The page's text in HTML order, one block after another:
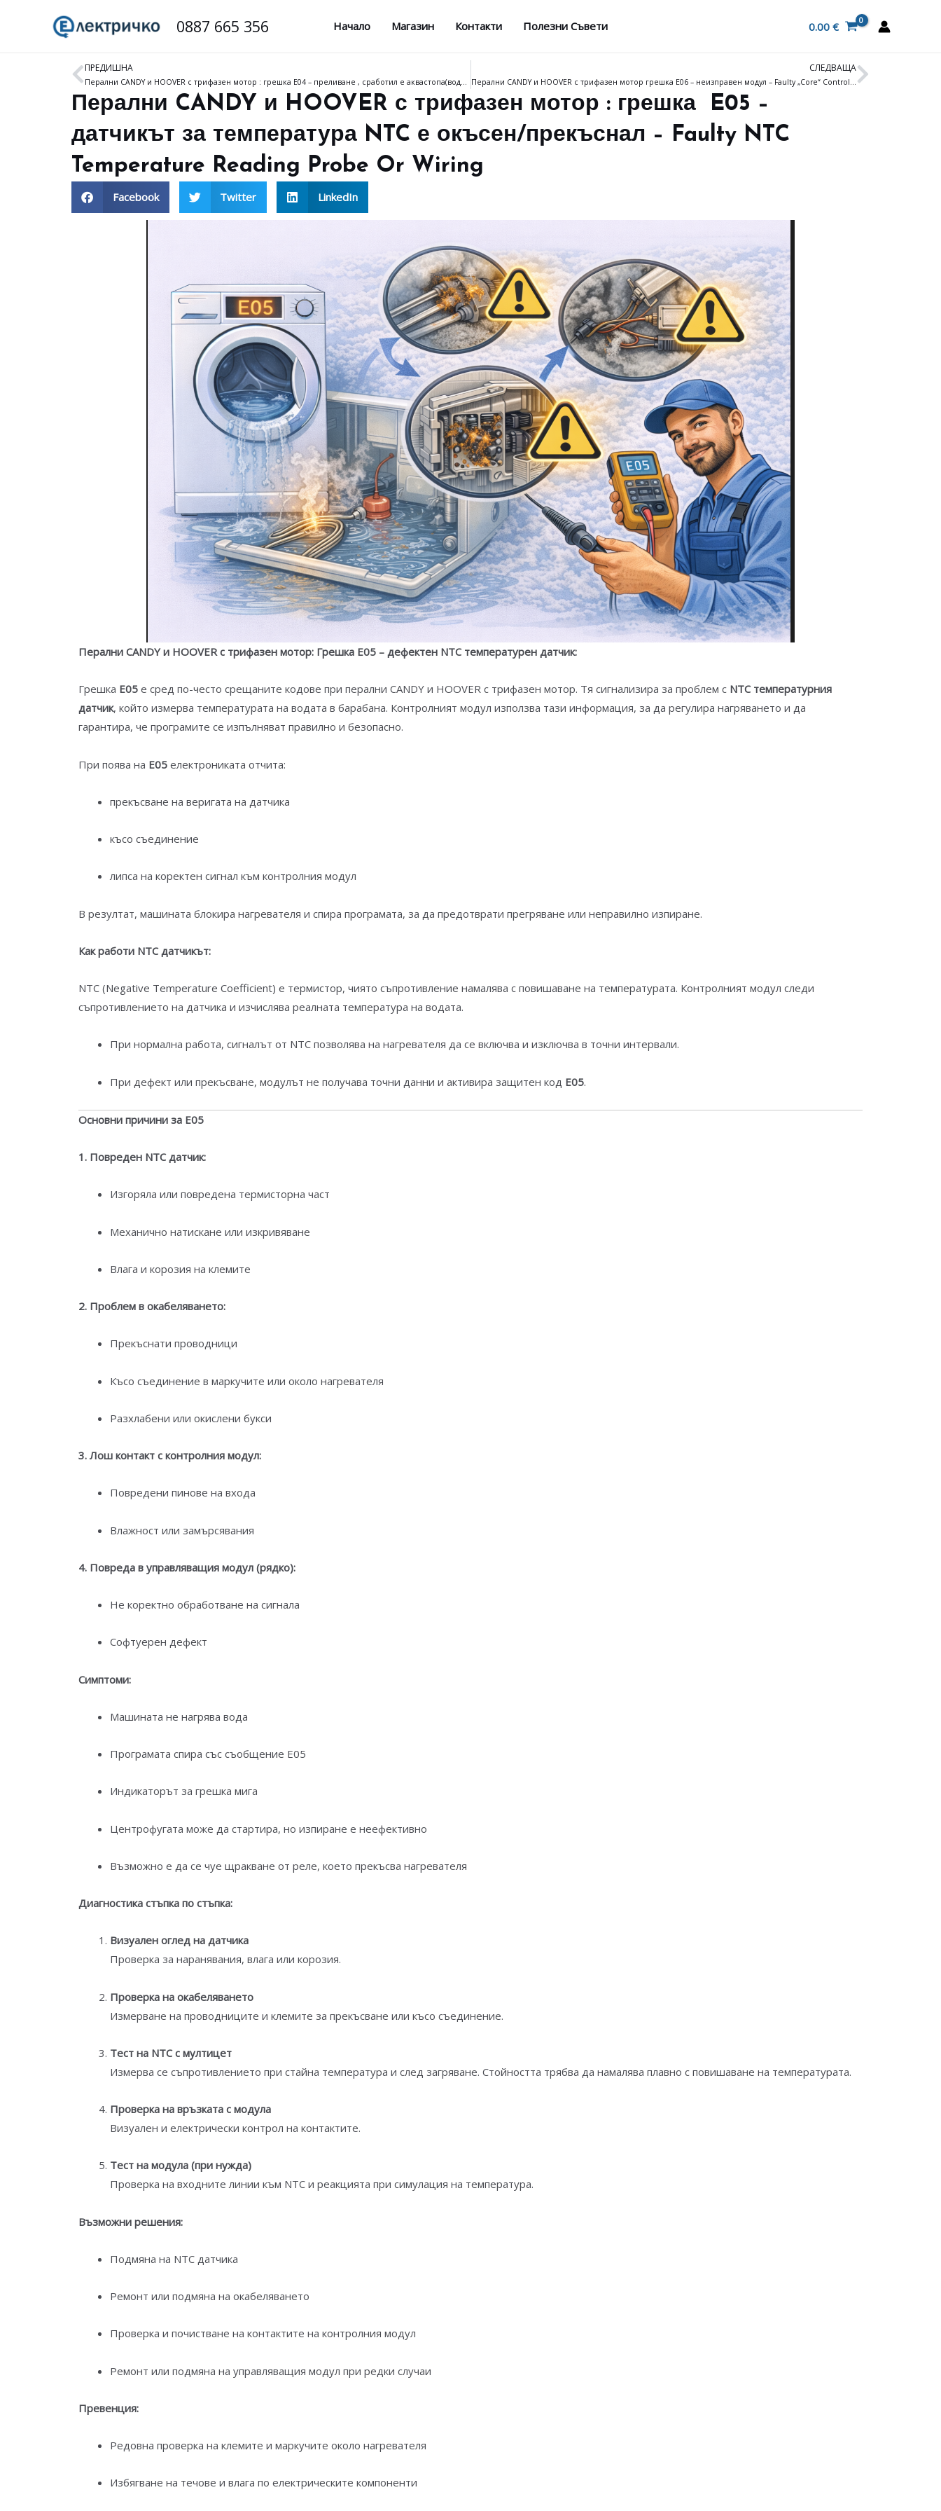
0887 665 356 Начало Магазин Контакти Полезни Съвети 0.00 €
Prev
ПРЕДИШНА
Перални CANDY и HOOVER с трифазен мотор : грешка E04 – преливане , сработил е аквастопа(вода на дъното) – Intervention By The Anti Flood Safety Of Pressostat
СЛЕДВАЩА
Перални CANDY и HOOVER с трифазен мотор грешка E06 – неизправен модул – Faulty „Core“ Control Board Or Wiring.Next
Перални CANDY и HOOVER с трифазен мотор : грешка E05 –
датчикът за температура NTC е окъсен/прекъснал – Faulty NTC
Temperature Reading Probe Or Wiring
Facebook Twitter LinkedIn
Перални CANDY и HOOVER с трифазен мотор: Грешка E05 – дефектен NTC температурен датчик:
Грешка E05 е сред по-често срещаните кодове при перални CANDY и HOOVER с трифазен мотор. Тя сигнализира за проблем с NTC температурния
датчик, който измерва температурата на водата в барабана. Контролният модул използва тази информация, за да регулира нагряването и да
гарантира, че програмите се изпълняват правилно и безопасно.
При поява на E05 електрониката отчита:
прекъсване на веригата на датчика
късо съединение
липса на коректен сигнал към контролния модул
В резултат, машината блокира нагревателя и спира програмата, за да предотврати прегряване или неправилно изпиране.
Как работи NTC датчикът:
NTC (Negative Temperature Coefficient) е термистор, чиято съпротивление намалява с повишаване на температурата. Контролният модул следи
съпротивлението на датчика и изчислява реалната температура на водата.
При нормална работа, сигналът от NTC позволява на нагревателя да се включва и изключва в точни интервали.
При дефект или прекъсване, модулът не получава точни данни и активира защитен код E05.
Основни причини за E05
1. Повреден NTC датчик:
Изгоряла или повредена термисторна част
Механично натискане или изкривяване
Влага и корозия на клемите
2. Проблем в окабеляването:
Прекъснати проводници
Късо съединение в маркучите или около нагревателя
Разхлабени или окислени букси
3. Лош контакт с контролния модул:
Повредени пинове на входа
Влажност или замърсявания
4. Повреда в управляващия модул (рядко):
Не коректно обработване на сигнала
Софтуерен дефект
Симптоми:
Машината не нагрява вода
Програмата спира със съобщение E05
Индикаторът за грешка мига
Центрофугата може да стартира, но изпиране е неефективно
Възможно е да се чуе щракване от реле, което прекъсва нагревателя
Диагностика стъпка по стъпка:
Визуален оглед на датчика
Проверка за наранявания, влага или корозия.
Проверка на окабеляването
Измерване на проводниците и клемите за прекъсване или късо съединение.
Тест на NTC с мултицет
Измерва се съпротивлението при стайна температура и след загряване. Стойността трябва да намалява плавно с повишаване на температурата.
Проверка на връзката с модула
Визуален и електрически контрол на контактите.
Тест на модула (при нужда)
Проверка на входните линии към NTC и реакцията при симулация на температура.
Възможни решения:
Подмяна на NTC датчика
Ремонт или подмяна на окабеляването
Проверка и почистване на контактите на контролния модул
Ремонт или подмяна на управляващия модул при редки случаи
Превенция:
Редовна проверка на клемите и маркучите около нагревателя
Избягване на течове и влага по електрическите компоненти